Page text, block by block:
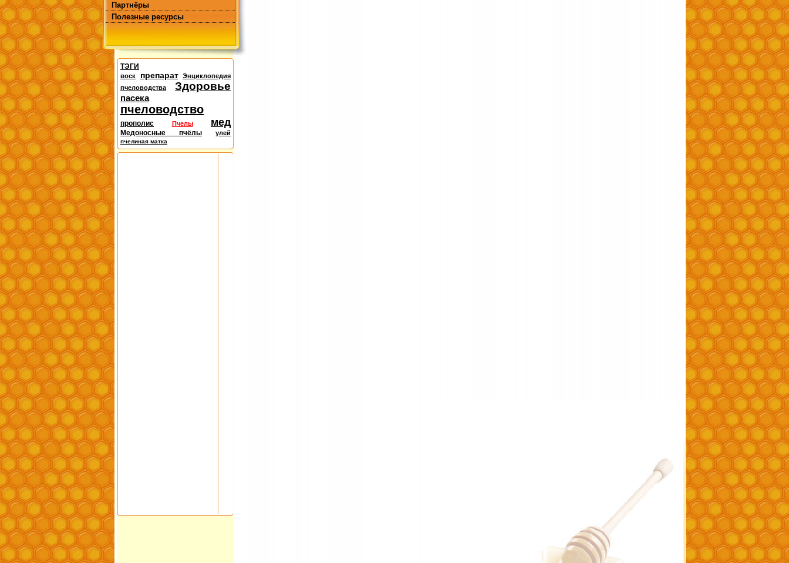
Партнёры
Полезные ресурсы
ТЭГИ
воск препарат
Энциклопедия
пчеловодства
Здоровье
пасека
пчеловодство
прополис Пчелы мед
Медоносные пчёлы улей
пчелиная матка